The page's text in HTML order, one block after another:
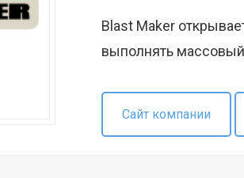
Blast Maker
выполнять
Сайт компании